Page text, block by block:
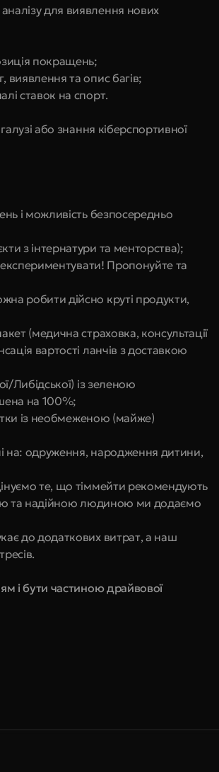
для виявлення нових
покращень;
виявлення та опис багів;
ставок на спорт.
або знання кіберспортивної
і можливість безпосередньо
з інтернатури та менторства);
експериментувати! Пропонуйте та
робити дійсно круті продукти,
(медична страховка, консультації
вартості ланчів з доставкою
Либідської) із зеленою
на 100%;
із необмеженою (майже)
на: одруження, народження дитини,
те, що тіммейти рекомендують
та надійною людиною ми додаємо
до додаткових витрат, а наш
і бути частиною драйвової